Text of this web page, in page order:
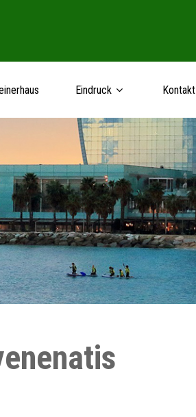
Eindruck Kontakt